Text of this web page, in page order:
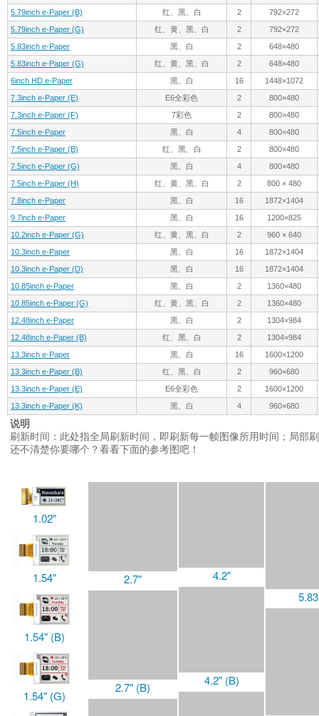
5.79inch e-Paper (B)
红、黑、白 2
792×272
5.79inch e-Paper (G)
红、黄、黑、白 2
792×272
5.83inch e-Paper
黑、白 2
648×480
5.83inch e-Paper (G)
红、黄、黑、白 2
648×480
6inch HD e-Paper
黑、白 16
1448×1072
7.3inch e-Paper (E)
E6全彩色 2
800×480
7.3inch e-Paper (F)
7彩色 2
800×480
7.5inch e-Paper
黑、白 4
800×480
7.5inch e-Paper (B)
红、黑、白 2
800×480
7.5inch e-Paper (G)
黑、白 4
800×480
7.5inch e-Paper (H)
红、黄、黑、白 2
800 × 480
7.8inch e-Paper
黑、白 16
1872×1404
9.7inch e-Paper
黑、白 16
1200×825
10.2inch e-Paper (G)
红、黄、黑、白 2
960 × 640
10.3inch e-Paper
黑、白 16
1872×1404
10.3inch e-Paper (D)
黑、白 16
1872×1404
10.85inch e-Paper
黑、白 2
1360×480
10.85inch e-Paper (G)
红、黄、黑、白 2
1360×480
12.48inch e-Paper
黑、白 2
1304×984
12.48inch e-Paper (B)
红、黑、白 2
1304×984
13.3inch e-Paper
黑、白 16
1600×1200
13.3inch e-Paper (B)
红、黑、白 2
960×680
13.3inch e-Paper (E)
E6全彩色 2
1600×1200
13.3inch e-Paper (K)
黑、白 4 960×680
说明
刷新时间：此处指全局刷新时间，即刷新每一帧图像所用时间；局部
还不清楚你要哪个？看看下面的参考图吧！
1.02"
1.54"
1.54" (B)
1.54" (G)
4.2"
4.2" (B)